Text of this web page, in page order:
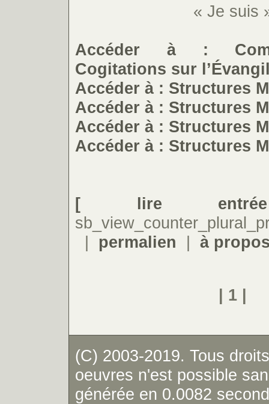
« Je suis
Accéder à :
Cogitations sur
Accéder à : Structures
Accéder à : Structures
Accéder à : Structures
Accéder à : Structures
[ lire
| permalien | à
| 1 |
(C) 2003-2019. Tous
oeuvres n'est possible
générée en 0.0082